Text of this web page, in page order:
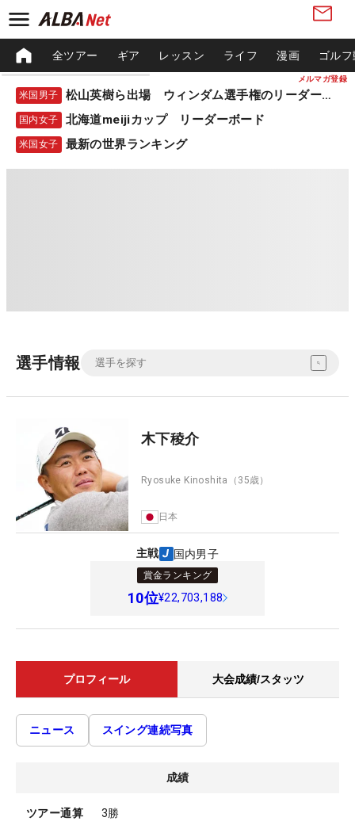
メルマガ登録
全ツアー ギア レッスン ライフ 漫画 ゴル
米国男子 松山英樹ら出場 ウィンダム選手権のリーダーボード
国内女子 北海道meijiカップ リーダーボード
米国女子 最新の世界ランキング
選手情報
木下稜介
Ryosuke Kinoshita （35歳）
日本
主戦 国内男子
賞金ランキング
10位¥22,703,188
プロフィール 大会成績/スタッツ
ニュース スイング連続写真
成績
ツアー通算 3勝